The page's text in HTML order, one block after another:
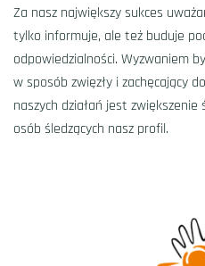
Za nasz największy sukces
tylko informuje, ale też buduje
odpowiedzialności. Wyzwaniem
w sposób zwięzły i zachęcający
naszych działań jest
osób śledzących nasz profil.